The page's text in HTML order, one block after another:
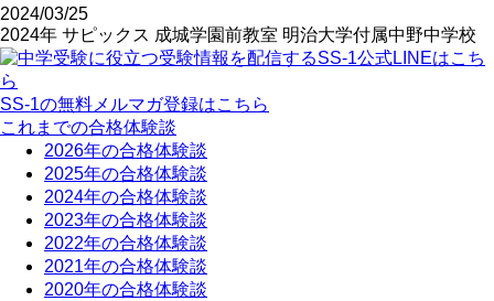
2024/03/25
2024年 サピックス 成城学園前教室 明治大学付属中野中学校
SS-1の無料メルマガ登録はこちら
これまでの合格体験談
2026年の合格体験談
2025年の合格体験談
2024年の合格体験談
2023年の合格体験談
2022年の合格体験談
2021年の合格体験談
2020年の合格体験談